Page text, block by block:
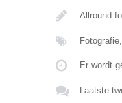
Allround
Er wordt
Laatste